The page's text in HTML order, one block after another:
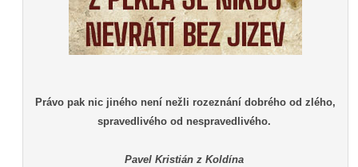
Právo pak nic jiného není nežli rozeznání dobrého od zlého,
spravedlivého od nespravedlivého.
Pavel Kristián z Koldína